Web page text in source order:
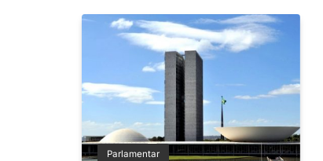
Parlamentar